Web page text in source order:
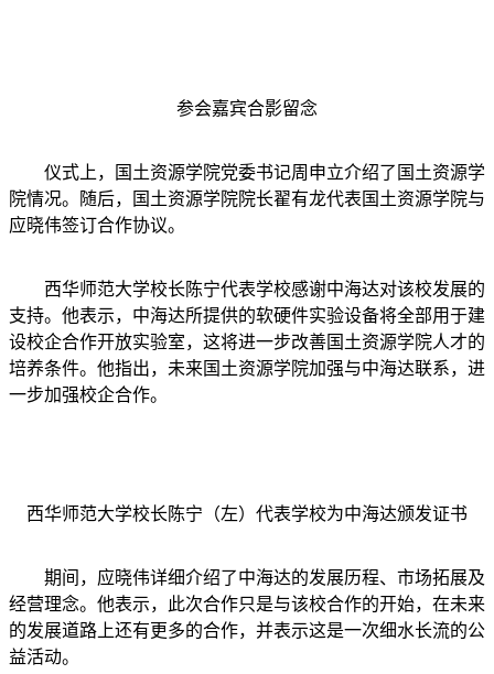
参会嘉宾合影留念
仪式上，国土资源学院党委书记周申立介绍了国土资源学
院情况。随后，国土资源学院院长翟有龙代表国土资源学院与
应晓伟签订合作协议。
西华师范大学校长陈宁代表学校感谢中海达对该校发展的
支持。他表示，中海达所提供的软硬件实验设备将全部用于建
设校企合作开放实验室，这将进一步改善国土资源学院人才的
培养条件。他指出，未来国土资源学院加强与中海达联系，进
一步加强校企合作。
西华师范大学校长陈宁（左）代表学校为中海达颁发证书
期间，应晓伟详细介绍了中海达的发展历程、市场拓展及
经营理念。他表示，此次合作只是与该校合作的开始，在未来
的发展道路上还有更多的合作，并表示这是一次细水长流的公
益活动。